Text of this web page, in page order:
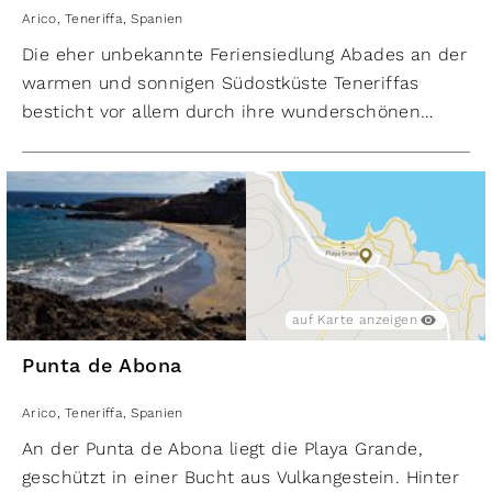
Der unbewachte 50 Meter lange Strand besteht
aus flachen Steinen und schwarzem Sand.
Arico, Teneriffa, Spanien
Die eher unbekannte Feriensiedlung Abades an der
warmen und sonnigen Südostküste Teneriffas
besticht vor allem durch ihre wunderschönen
Naturstrände verteilen sich auf drei geschützte
Buchten, welche von interessanten
Lavaformationen eingerahmt werden. Die Strände
sind durch angelegte Wege miteinander ver­
bunden, Liegestühle können gemietet werden.
Auch als Tauchspot ist die Küste vor Abades
beliebt. In der reichen Unterwasserwelt lassen
sich zahlreiche Fischarten, darunter auch
Im kleinen Örtchen findet man Fischrestaurants,
Bars und Einkaufsmöglichkeiten. Einige der
Ferienhäuser sind im Besitz von Einheimischen aus
auf Karte anzeigen
Punta de Abona
Arico, Teneriffa, Spanien
An der Punta de Abona liegt die Playa Grande,
geschützt in einer Bucht aus Vulkangestein. Hinter